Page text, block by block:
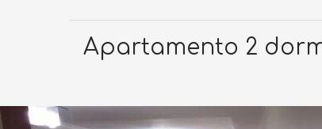
Apartamento 2